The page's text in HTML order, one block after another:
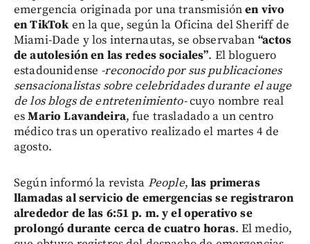
emergencia originada por una transmisiónen vivo
en TikToken la que, según la Oficina del Sheriff de
Miami-Dade y los internautas, se observaban “actos
de autolesión en las redes sociales”. El bloguero
estadounidense -reconocido por sus publicaciones
sensacionalistas sobre celebridades durante el auge
de los blogs de entretenimiento-cuyo nombre real
esMario Lavandeira, fue trasladado a un centro
médico tras un operativo realizado el martes 4 de
agosto.
Según informó la revista People, las primeras
llamadas al servicio de emergencias se registraron
alrededor de las 6:51 p. m. y el operativo se
prolongó durante cerca de cuatro horas. El medio,